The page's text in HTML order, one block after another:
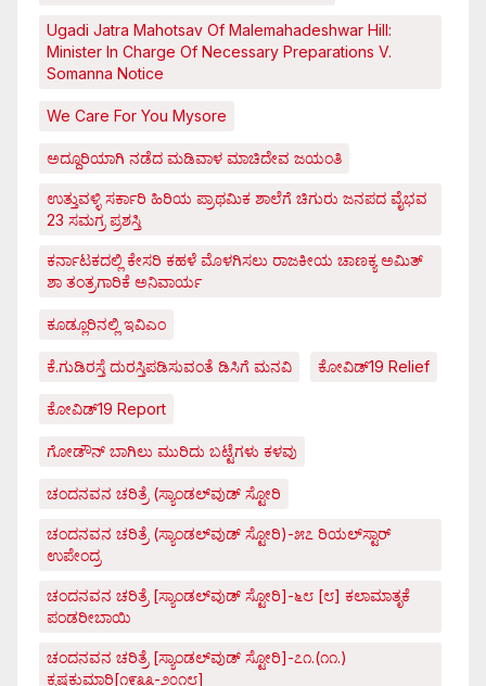
Ugadi Jatra Mahotsav Of Malemahadeshwar Hill:
Minister In Charge Of Necessary Preparations V.
Somanna Notice
We Care For You Mysore
ಅದ್ದೂರಿಯಾಗಿ ನಡೆದ ಮಡಿವಾಳ ಮಾಚಿದೇವ ಜಯಂತಿ
ಉತ್ತುವಳ್ಳಿ ಸರ್ಕಾರಿ ಹಿರಿಯ ಪ್ರಾಥಮಿಕ ಶಾಲೆಗೆ ಚಿಗುರು ಜನಪದ ವೈಭವ
23 ಸಮಗ್ರ ಪ್ರಶಸ್ತಿ
ಕರ್ನಾಟಕದಲ್ಲಿ ಕೇಸರಿ ಕಹಳೆ ಮೊಳಗಿಸಲು ರಾಜಕೀಯ ಚಾಣಕ್ಯ ಅಮಿತ್
ಶಾ ತಂತ್ರಗಾರಿಕೆ ಅನಿವಾರ್ಯ
ಕೂಡ್ಲೂರಿನಲ್ಲಿ ಇವಿಎಂ
ಕೆ.ಗುಡಿರಸ್ತೆ ದುರಸ್ತಿಪಡಿಸುವಂತೆ ಡಿಸಿಗೆ ಮನವಿ ಕೋವಿಡ್‌19 Relief
ಕೋವಿಡ್‌19 Report
ಗೋಡೌನ್ ಬಾಗಿಲು ಮುರಿದು ಬಟ್ಟೆಗಳು ಕಳವು
ಚಂದನವನ ಚರಿತ್ರೆ (ಸ್ಯಾಂಡಲ್‌ವುಡ್ ಸ್ಟೋರಿ
ಚಂದನವನ ಚರಿತ್ರೆ (ಸ್ಯಾಂಡಲ್‌ವುಡ್ ಸ್ಟೋರಿ)-೫೭ ರಿಯಲ್‌ಸ್ಟಾರ್
ಉಪೇಂದ್ರ
ಚಂದನವನ ಚರಿತ್ರೆ [ಸ್ಯಾಂಡಲ್‌ವುಡ್ ಸ್ಟೋರಿ]-೬೮ [೮] ಕಲಾಮಾತೃಕೆ
ಪಂಡರೀಬಾಯಿ
ಚಂದನವನ ಚರಿತ್ರೆ [ಸ್ಯಾಂಡಲ್‌ವುಡ್ ಸ್ಟೋರಿ]-೭೧.(೧೧.)
ಕೃಷ್ಣಕುಮಾರಿ[೧೯೩೩-೨೦೧೮]